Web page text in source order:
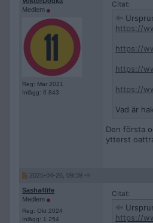
Medlem
Reg: Mar 2021
Inlägg: 6 843
Citat:
https://
https://
https://
https://
Vad är
Den första
ytterst
2025-04-26, 09:39
Sasha4life
Medlem
Reg: Okt 2024
Inlägg: 1 254
Citat:
https://